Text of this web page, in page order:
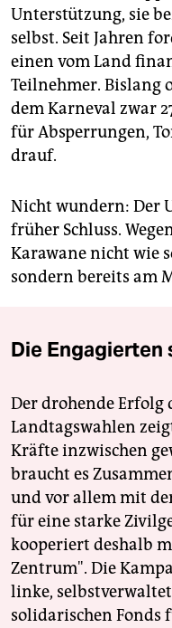
Unterstützung, sie
selbst. Seit Jahren
einen vom Land
Teilnehmer. Bislang
dem Karneval zwar
für Absperrungen,
drauf.
Nicht wundern: Der
früher Schluss.
Karawane nicht wie
sondern bereits am
Die Engagierten
Der drohende Erfolg
Landtagswahlen
Kräfte inzwischen
braucht es
und vor allem mit
für eine starke
kooperiert deshalb
Zentrum". Die
linke,
solidarischen Fonds